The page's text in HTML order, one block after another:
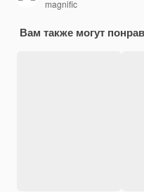
magnific
Вам также могут